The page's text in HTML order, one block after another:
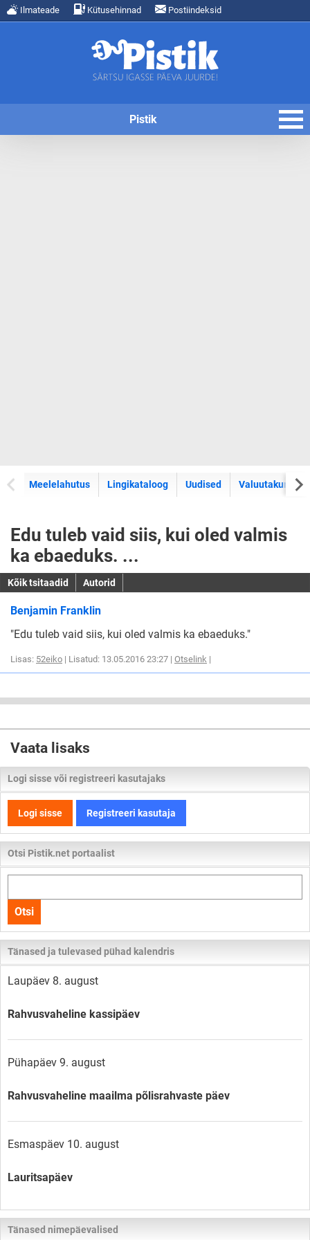
Ilmateade Kütusehinnad Postiindeksid
Pistik
Meelelahutus Lingikataloog Uudised Valuutakursid
Edu tuleb vaid siis, kui oled valmis
ka ebaeduks. ...
Kõik tsitaadid Autorid
Benjamin Franklin
"Edu tuleb vaid siis, kui oled valmis ka ebaeduks."
Lisas: 52eiko | Lisatud: 13.05.2016 23:27 | Otselink |
Vaata lisaks
Logi sisse või registreeri kasutajaks
Logi sisse Registreeri kasutaja
Otsi Pistik.net portaalist
kogu
lehelt
Otsi
Tänased ja tulevased pühad kalendris
Laupäev 8. august
Rahvusvaheline kassipäev
Pühapäev 9. august
Rahvusvaheline maailma põlisrahvaste päev
Esmaspäev 10. august
Lauritsapäev
Tänased nimepäevalised